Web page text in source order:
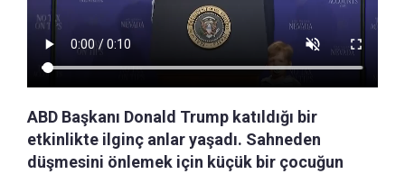
ABD Başkanı Donald Trump katıldığı bir
etkinlikte ilginç anlar yaşadı. Sahneden
düşmesini önlemek için küçük bir çocuğun